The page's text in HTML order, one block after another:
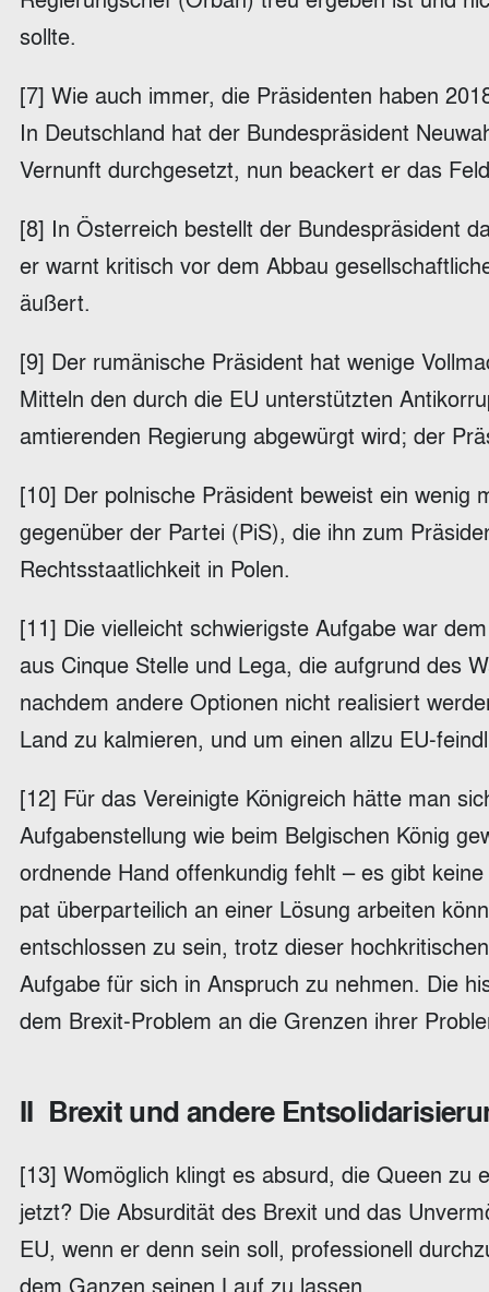
sollte.
[7] Wie auch immer, die Präsidenten haben
In Deutschland hat der Bundespräsident
Vernunft durchgesetzt, nun beackert er das
[8] In Österreich bestellt der Bundespräsident
er warnt kritisch vor dem Abbau
äußert.
[9] Der rumänische Präsident hat wenige
Mitteln den durch die EU unterstützten
amtierenden Regierung abgewürgt wird; der
[10] Der polnische Präsident beweist ein wenig
gegenüber der Partei (PiS), die ihn zum
Rechtsstaatlichkeit in Polen.
[11] Die vielleicht schwierigste Aufgabe war
aus Cinque Stelle und Lega, die aufgrund des
nachdem andere Optionen nicht realisiert
Land zu kalmieren, und um einen allzu EU-
[12] Für das Vereinigte Königreich hätte man
Aufgabenstellung wie beim Belgischen König
ordnende Hand offenkundig fehlt – es gibt
pat überparteilich an einer Lösung arbeiten
entschlossen zu sein, trotz dieser
Aufgabe für sich in Anspruch zu nehmen. Die
dem Brexit-Problem an die Grenzen ihrer
II Brexit und andere
[13] Womöglich klingt es absurd, die Queen zu
jetzt? Die Absurdität des Brexit und das
EU, wenn er denn sein soll, professionell